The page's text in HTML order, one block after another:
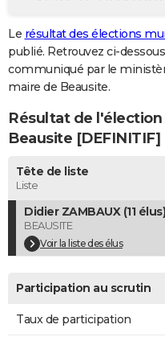
GUIDES D'ACHAT
BONS PLANS
CARTE DE VOEUX
Carte de Noël
Carte Bonne année
Carte Saint-Valentin
Carte Pâques
Carte d'anniversaire
DICTIONNAIRE
Dictionnaire
Biographies
Citations
Expressions
Proverbes
PROGRAMME TV
COPAINS D'AVANT
S'inscrire
Se connecter
Lycées
Collèges
Primaires
Universités
Entreprises
Service militaire
Avis de recherche
AVIS DE DÉCÈS
FORUM
Le résultat des élections
publié. Retrouvez ci-
communiqué par le
maire de Beausite.
Résultat de
Beausite [DEFINITIF]
Tête de liste
Liste
Didier ZAMBAUX (11 élus)
BEAUSITE
Voir la liste des élus
Participation au scrutin
Taux de participation